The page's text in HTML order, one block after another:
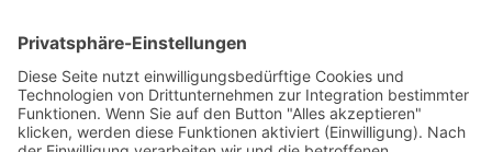
Login EasyVerein
Kontakt
hello@missionsiret.de